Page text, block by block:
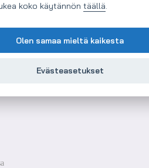
koko käytännöntäällä.
Olen samaa mieltä kaikesta
Evästeasetukset